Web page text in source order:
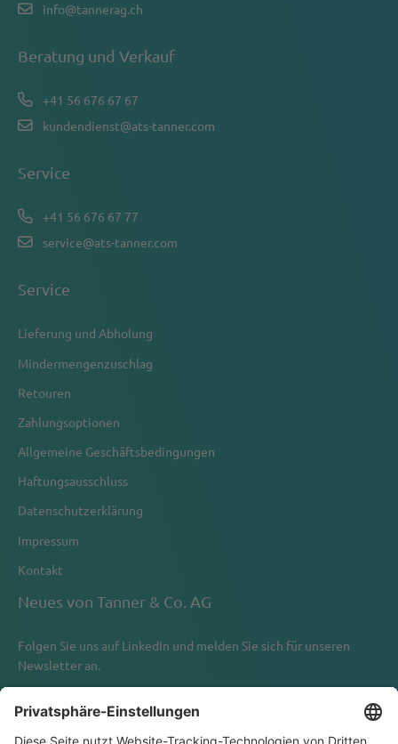
info@tannerag.ch
Beratung und Verkauf
+41 56 676 67 67
kundendienst@ats-tanner.com
Service
+41 56 676 67 77
service@ats-tanner.com
Service
Lieferung und Abholung
Mindermengenzuschlag
Retouren
Zahlungsoptionen
Allgemeine Geschäftsbedingungen
Haftungsausschluss
Datenschutzerklärung
Impressum
Kontakt
Neues von Tanner & Co. AG
Folgen Sie uns aufLinkedIn und melden Sie sich für unseren
Newsletter an.
Newsletter